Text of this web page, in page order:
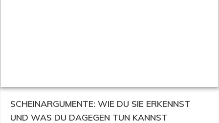
SCHEINARGUMENTE: WIE DU SIE ERKENNST
UND WAS DU DAGEGEN TUN KANNST